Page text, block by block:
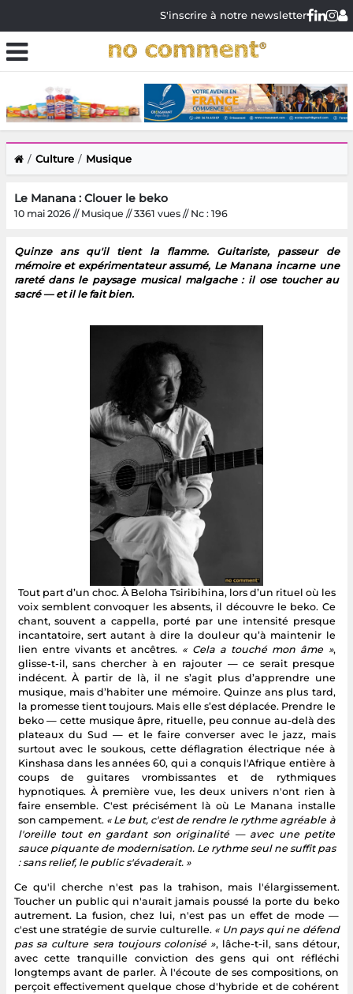
S'inscrire à notre newsletter
Culture Musique
Le Manana : Clouer le beko
10 mai 2026 // Musique // 3361 vues // Nc : 196
Quinze ans qu'il tient la flamme. Guitariste, passeur de
mémoire et expérimentateur assumé, Le Manana incarne une
rareté dans le paysage musical malgache : il ose toucher au
sacré — et il le fait bien.
Tout part d’un choc. À Beloha Tsiribihina, lors d’un rituel où les
voix semblent convoquer les absents, il découvre le beko. Ce
chant, souvent a cappella, porté par une intensité presque
incantatoire, sert autant à dire la douleur qu’à maintenir le
lien entre vivants et ancêtres. « Cela a touché mon âme »,
glisse-t-il, sans chercher à en rajouter — ce serait presque
indécent. À partir de là, il ne s’agit plus d’apprendre une
musique, mais d’habiter une mémoire. Quinze ans plus tard,
la promesse tient toujours. Mais elle s’est déplacée. Prendre le
beko — cette musique âpre, rituelle, peu connue au-delà des
plateaux du Sud — et le faire converser avec le jazz, mais
surtout avec le soukous, cette déflagration électrique née à
Kinshasa dans les années 60, qui a conquis l'Afrique entière à
coups de guitares vrombissantes et de rythmiques
hypnotiques. À première vue, les deux univers n'ont rien à
faire ensemble. C'est précisément là où Le Manana installe
son campement. « Le but, c'est de rendre le rythme agréable à
l'oreille tout en gardant son originalité — avec une petite
sauce piquante de modernisation. Le rythme seul ne suffit pas
: sans relief, le public s'évaderait. »
Ce qu'il cherche n'est pas la trahison, mais l'élargissement.
Toucher un public qui n'aurait jamais poussé la porte du beko
autrement. La fusion, chez lui, n'est pas un effet de mode —
c'est une stratégie de survie culturelle. « Un pays qui ne défend
pas sa culture sera toujours colonisé », lâche-t-il, sans détour,
avec cette tranquille conviction des gens qui ont réfléchi
longtemps avant de parler. À l'écoute de ses compositions, on
perçoit effectivement quelque chose d'hybride et de cohérent